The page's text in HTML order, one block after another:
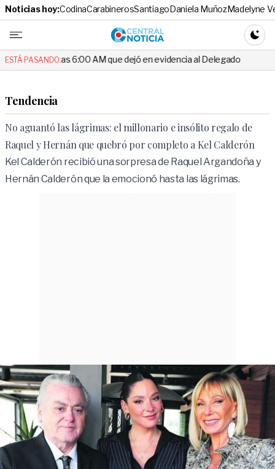
Noticias hoy:CodinaCarabinerosSantiagoDaniela MuñozMadelyne
Central
ESTÁ PASANDO:
en evidencia al Delegado Escándalo en el fútbol chileno:
Tendencia
No aguantó las lágrimas: el millonario e insólito regalo de
Raquel y Hernán que quebró por completo a Kel Calderón
Kel Calderón recibió una sorpresa de Raquel Argandoña y
Hernán Calderón que la emocionó hasta las lágrimas.